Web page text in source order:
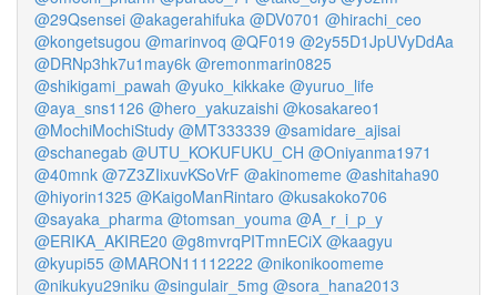
@29Qsensei @akagerahifuka @DV0701 @hirachi_ceo
@kongetsugou @marinvoq @QF019 @2y55D1JpUVyDdAa
@DRNp3hk7u1may6k @remonmarin0825
@shikigami_pawah @yuko_kikkake @yuruo_life
@aya_sns1126 @hero_yakuzaishi @kosakareo1
@MochiMochiStudy @MT333339 @samidare_ajisai
@schanegab @UTU_KOKUFUKU_CH @Oniyanma1971
@40mnk @7Z3ZIixuvKSoVrF @akinomeme @ashitaha90
@hiyorin1325 @KaigoManRintaro @kusakoko706
@sayaka_pharma @tomsan_youma @A_r_i_p_y
@ERIKA_AKIRE20 @g8mvrqPITmnECiX @kaagyu
@kyupi55 @MARON11112222 @nikonikoomeme
@nikukyu29niku @singulair_5mg @sora_hana2013